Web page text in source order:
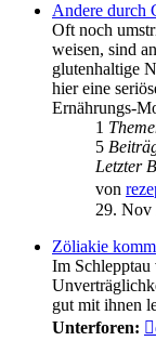
Andere durch
Oft noch
weisen, sind
glutenhaltige
hier eine
Ernährungs-
1
5
Letzter
von
29. Nov
Zöliakie
Im
gut mit ihnen
Unterforen: